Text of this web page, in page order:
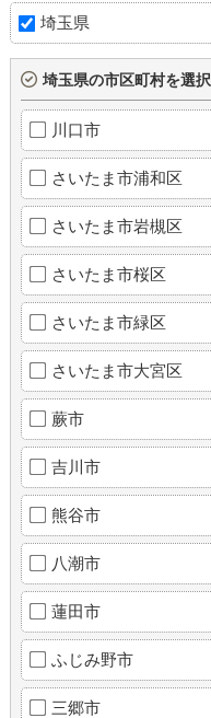
埼玉県
埼玉県の市区町村を選択
川口市
さいたま市浦和区
さいたま市岩槻区
さいたま市桜区
さいたま市緑区
さいたま市大宮区
蕨市
吉川市
熊谷市
八潮市
蓮田市
ふじみ野市
三郷市